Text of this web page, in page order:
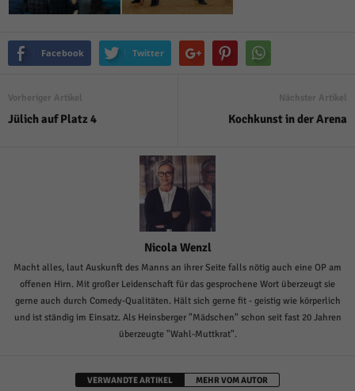
Facebook Twitter
Vorheriger Artikel
Jülich auf Platz 4
Nächster Artikel
Kochkunst in der Arena
Nicola Wenzl
Macht alles, laut Auskunft des Manns an ihrer Seite falls nötig auch eine OP am
offenen Hirn. Mit großer Leidenschaft für das gesprochene Wort überzeugt sie
gerne auch durch Comedy-Qualitäten. Hält sich gerne fit - geistig wie körperlich
und ist ständig im Einsatz. Als Heinsberger "Mädschen" schon seit fast 20 Jahren
überzeugte "Wahl-Muttkrat".
VERWANDTE ARTIKEL MEHR VOM AUTOR